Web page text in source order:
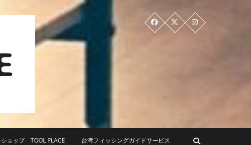
ツールプレイス
ープン！
ョップ TOOL PLACE 台湾フィッシングガイドサービス